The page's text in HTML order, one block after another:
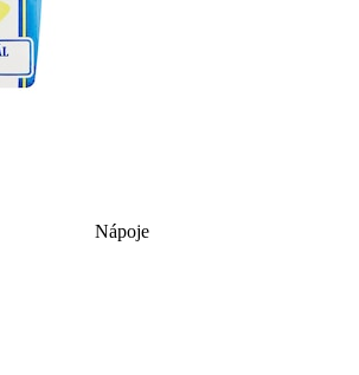
Nápoje